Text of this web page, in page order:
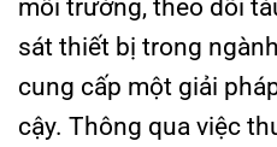
môi trường, theo dõi
sát thiết bị trong
cung cấp một giải
cậy. Thông qua việc